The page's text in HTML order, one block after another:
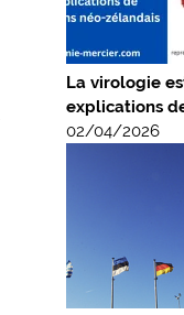
La virologie
explications
02/04/2026